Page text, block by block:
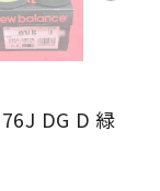
DG D 緑